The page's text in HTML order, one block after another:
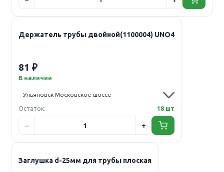
Держатель трубы двойной(1100004) UNO4
81 ₽
В наличии
Остаток: 18 шт
Заглушка d-25мм для трубы плоская